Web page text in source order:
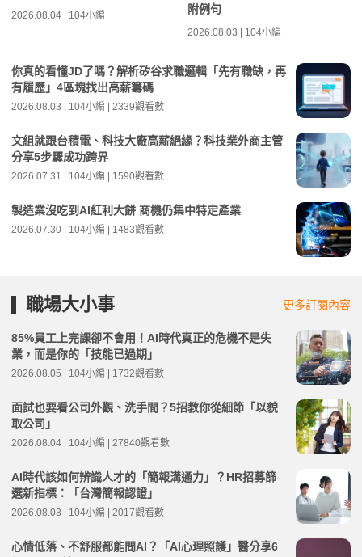
2026.08.04 | 104小編
附例句
2026.08.03 | 104小編
你真的看懂JD了嗎？解析矽谷求職邏輯「先有職缺，再
有履歷」4區塊找出高薪籌碼
2026.08.03 | 104小編 | 2339觀看數
文組就跟台積電、科技大廠高薪絕緣？科技業外商主管
分享5步驟成功跨界
2026.07.31 | 104小編 | 1590觀看數
製造業沒吃到AI紅利大餅 商機仍集中特定產業
2026.07.30 | 104小編 | 1483觀看數
職場大小事 更多訂閱內容
85%員工上完課卻不會用！AI時代真正的危機不是失
業，而是你的「技能已過期」
2026.08.05 | 104小編 | 1732觀看數
面試也要看公司外觀、洗手間？5招教你從細節「以貌
取公司」
2026.08.04 | 104小編 | 27840觀看數
AI時代該如何辨識人才的「簡報溝通力」？HR招募篩
選新指標：「台灣簡報認證」
2026.08.03 | 104小編 | 2017觀看數
心情低落、不舒服都能問AI？「AI心理照護」醫分享6